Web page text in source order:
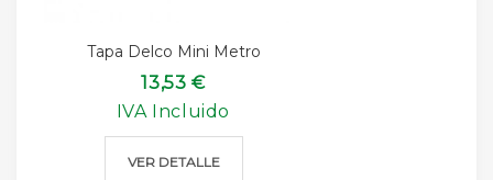
Tapa Delco Mini Metro
13,53 €
IVA Incluido
VER DETALLE